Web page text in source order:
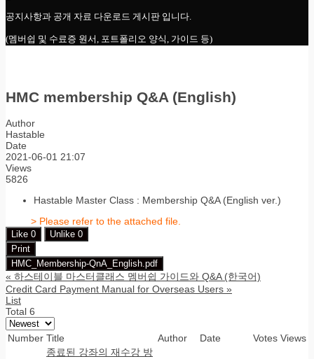
공지사항과 공개 자료 다운로드 게시판 입니다.
(멤버쉽 및 수료증 원서, 포트폴리오 양식, 가이드 등)
HMC membership Q&A (English)
Author
Hastable
Date
2021-06-01 21:07
Views
5826
Hastable Master Class : Membership Q&A (English ver.)
> Please refer to the attached file.
Like 0 Unlike 0
Print
HMC_Membership-QnA_English.pdf
« 하스테이블 마스터클래스 멤버쉽 가이드와 Q&A (한국어)
Credit Card Payment Manual for Overseas Users »
List
Total 6
Number Title Author Date Votes Views
종료된 강좌의 재수강 방